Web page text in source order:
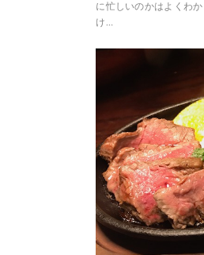
に忙しいのかはよくわ
け…